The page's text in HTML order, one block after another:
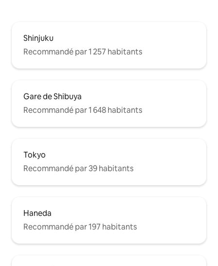
Shinjuku
Recommandé par 1 257 habitants
Gare de Shibuya
Recommandé par 1 648 habitants
Tokyo
Recommandé par 39 habitants
Haneda
Recommandé par 197 habitants